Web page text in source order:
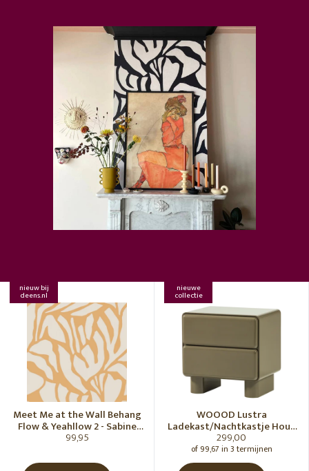
nieuw bij
deens.nl
Meet Me at the Wall Behang
Flow & Yeahllow 2 - Sabine
van Vessem
99,95
nieuwe
collectie
WOOOD Lustra
Ladekast/Nachtkastje Hout
Hoogglans Groen [Fsc]
299,00
of 99,67 in 3 termijnen